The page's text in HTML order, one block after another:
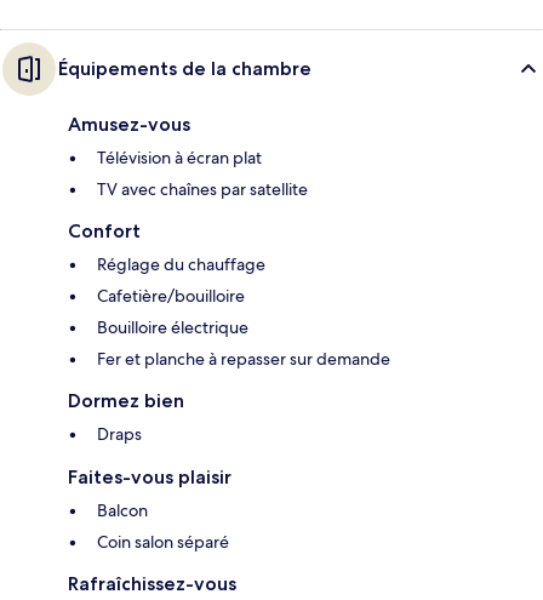
Équipements de la chambre
Amusez-vous
Télévision à écran plat
TV avec chaînes par satellite
Confort
Réglage du chauffage
Cafetière/bouilloire
Bouilloire électrique
Fer et planche à repasser sur demande
Dormez bien
Draps
Faites-vous plaisir
Balcon
Coin salon séparé
Rafraîchissez-vous